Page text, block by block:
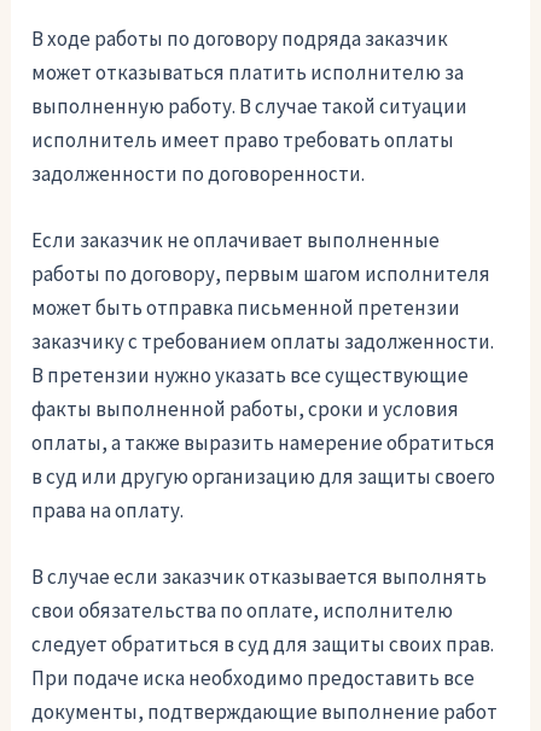
В ходе работы по договору подряда заказчик
может отказываться платить исполнителю за
выполненную работу. В случае такой ситуации
исполнитель имеет право требовать оплаты
задолженности по договоренности.
Если заказчик не оплачивает выполненные
работы по договору, первым шагом исполнителя
может быть отправка письменной претензии
заказчику с требованием оплаты задолженности.
В претензии нужно указать все существующие
факты выполненной работы, сроки и условия
оплаты, а также выразить намерение обратиться
в суд или другую организацию для защиты своего
права на оплату.
В случае если заказчик отказывается выполнять
свои обязательства по оплате, исполнителю
следует обратиться в суд для защиты своих прав.
При подаче иска необходимо предоставить все
документы, подтверждающие выполнение работ